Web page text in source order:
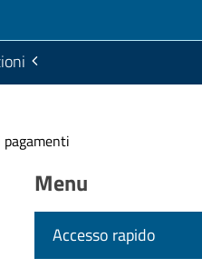
Menu
Accesso rapido